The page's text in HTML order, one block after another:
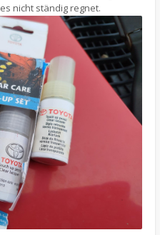
nicht ständig regnet.